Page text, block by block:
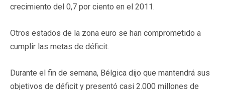
crecimiento del 0,7 por ciento en el 2011.
Otros estados de la zona euro se han comprometido a
cumplir las metas de déficit.
Durante el fin de semana, Bélgica dijo que mantendrá sus
objetivos de déficit y presentó casi 2.000 millones de